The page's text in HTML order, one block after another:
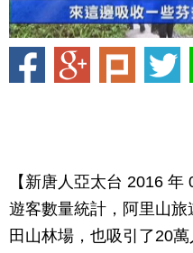
【新唐人亞太台 2016
遊客數量統計，阿里山
田山林場，也吸引了20